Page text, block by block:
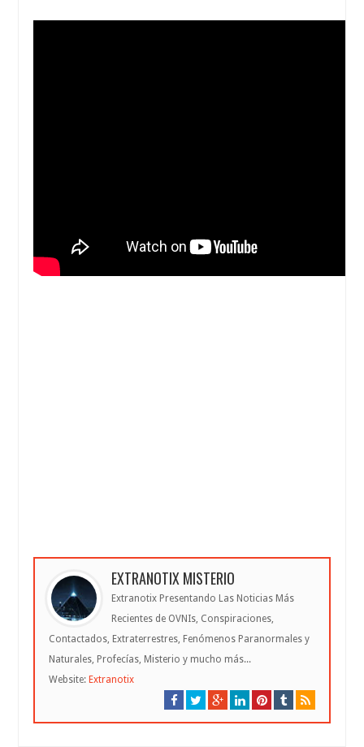
EXTRANOTIX MISTERIO
Extranotix Presentando Las Noticias Más
Recientes de OVNIs, Conspiraciones,
Contactados, Extraterrestres, Fenómenos Paranormales y
Naturales, Profecías, Misterio y mucho más...
Website: Extranotix